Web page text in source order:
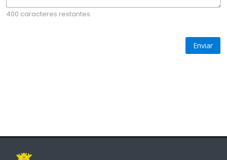
400 caracteres restantes.
Enviar